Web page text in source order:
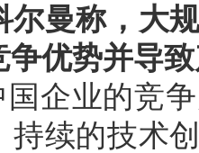
尔曼称，大
争优势并导
企业的竞
持续的技术